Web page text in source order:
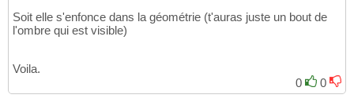
Soit elle s'enfonce dans la géométrie (t'auras juste un bout de
l'ombre qui est visible)
Voila.
0
0